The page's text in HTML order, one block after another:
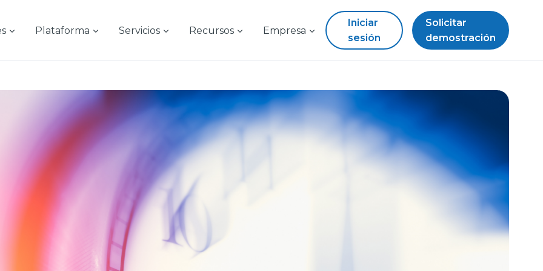
Plataforma Servicios Recursos Empresa
Iniciar
sesión
Solicitar
demostración